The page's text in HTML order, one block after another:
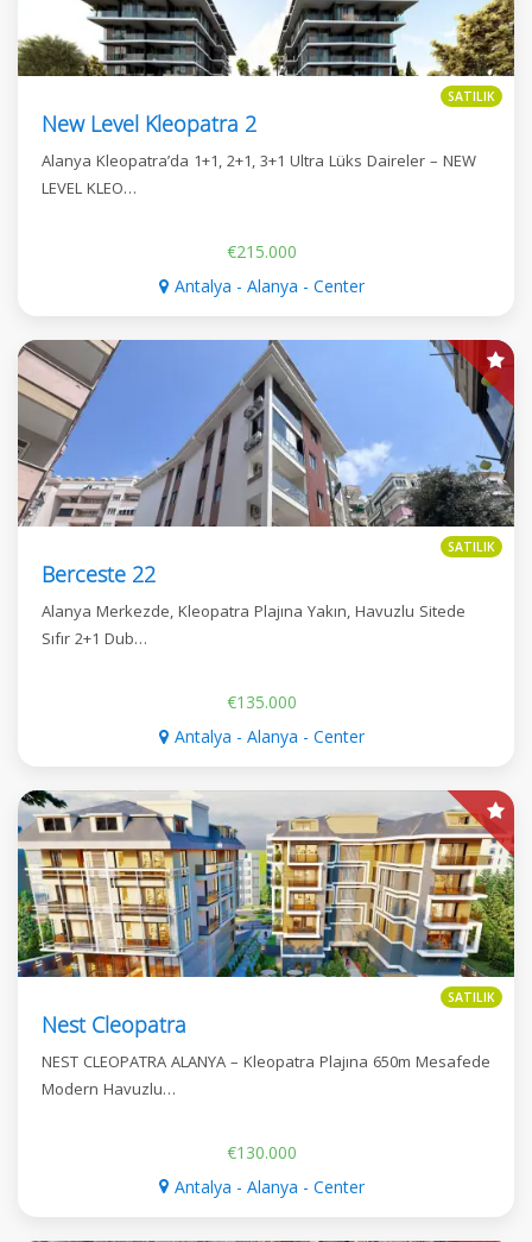
SATILIK
New Level Kleopatra 2
Alanya Kleopatra’da 1+1, 2+1, 3+1 Ultra Lüks Daireler – NEW
LEVEL KLEO…
€215.000
Antalya - Alanya - Center
SATILIK
Berceste 22
Alanya Merkezde, Kleopatra Plajına Yakın, Havuzlu Sitede
Sıfır 2+1 Dub…
€135.000
Antalya - Alanya - Center
SATILIK
Nest Cleopatra
NEST CLEOPATRA ALANYA – Kleopatra Plajına 650m Mesafede
Modern Havuzlu…
€130.000
Antalya - Alanya - Center